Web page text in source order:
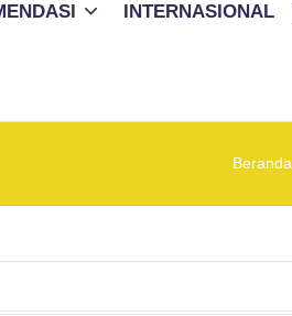
INTERNASIONAL
Beranda